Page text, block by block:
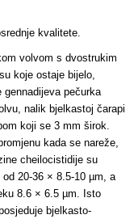
kvalitete.
volvom s dvostrukim
koje ostaje bijelo,
pečurka
nalik bjelkastoj čarapi
koji se 3 mm širok.
kada se nareže,
cheilocistidije su
20-36 × 8.5-10 µm, a
8.6 × 6.5 µm. Isto
bjelkasto-